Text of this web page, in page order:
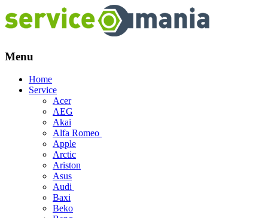
Menu
Skip
Home
Service
Acer
AEG
Akai
Alfa Romeo
Apple
Arctic
Ariston
Asus
Audi
Baxi
Beko